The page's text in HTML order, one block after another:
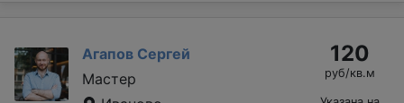
Агапов Сергей
Мастер
120
руб/кв.м